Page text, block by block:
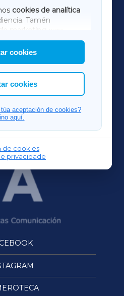
cookies de analítica
Tamén
marketing
terceiros.
a elección das
cookies
cookies
aceptación de cookies?
aquí.
de cookies
privacidade